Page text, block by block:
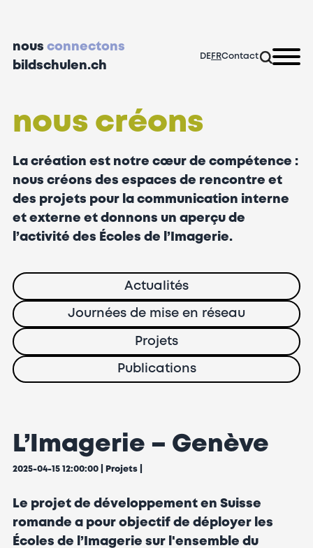
nous connectons
bildschulen.ch
DEFRContact
nous créons
La création est notre cœur de compétence :
nous créons des espaces de rencontre et
des projets pour la communication interne
et externe et donnons un aperçu de
l’activité des Écoles de l’Imagerie.
Actualités
Journées de mise en réseau
Projets
Publications
L’Imagerie – Genève
2025-04-15 12:00:00 | Projets
Le projet de développement en Suisse
romande a pour objectif de déployer les
Écoles de l’Imagerie sur l'ensemble du